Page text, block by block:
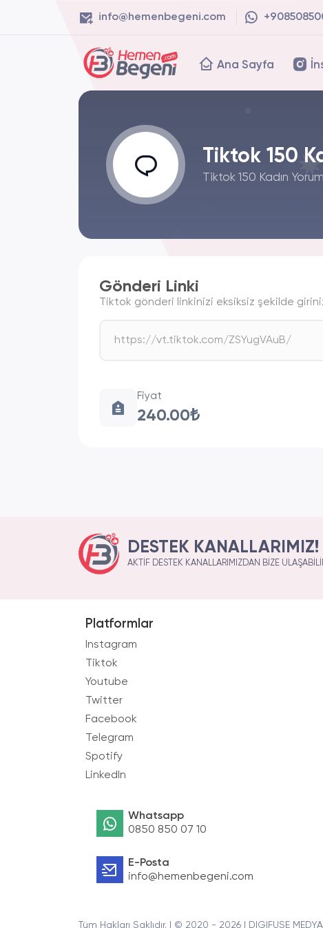
info@hemenbegeni.com
Ana Sayfa
Tiktok 150
Tiktok 150 Kadın
Gönderi Linki
Tiktok gönderi linkinizi eksiksiz şekilde
Fiyat
240.00₺
DESTEK KANALLARIMIZ!
AKTIF DESTEK KANALLARIMIZDAN BIZE
Platformlar
Instagram
Tiktok
Youtube
Twitter
Facebook
Telegram
Spotify
LinkedIn
Whatsapp
0850 850 07 10
E-Posta
info@hemenbegeni.com
Tüm Hakları Saklıdır. | © 2020 - 2026 | DIGIFUSE MEDYA